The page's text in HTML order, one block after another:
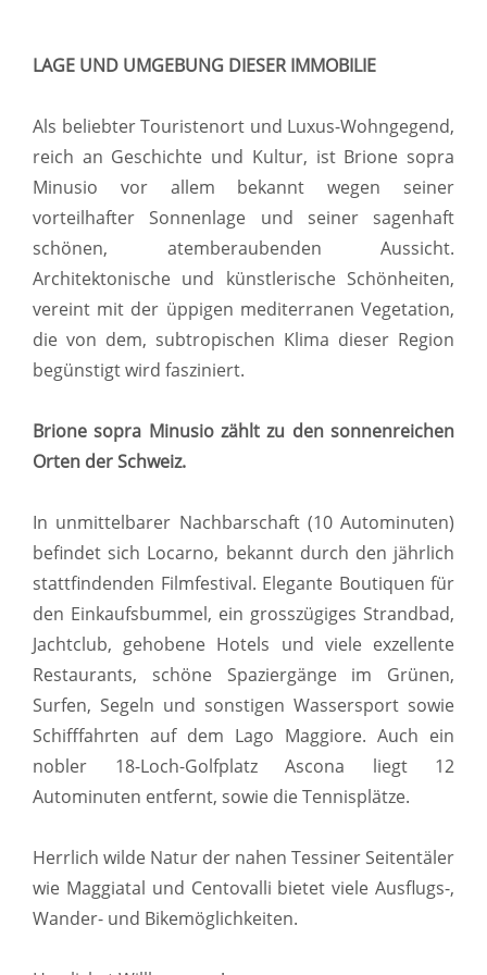
LAGE UND UMGEBUNG DIESER IMMOBILIE
Als beliebter Touristenort und Luxus-Wohngegend,
reich an Geschichte und Kultur, ist Brione sopra
Minusio vor allem bekannt wegen seiner
vorteilhafter Sonnenlage und seiner sagenhaft
schönen, atemberaubenden Aussicht.
Architektonische und künstlerische Schönheiten,
vereint mit der üppigen mediterranen Vegetation,
die von dem, subtropischen Klima dieser Region
begünstigt wird fasziniert.
Brione sopra Minusio zählt zu den sonnenreichen
Orten der Schweiz.
In unmittelbarer Nachbarschaft (10 Autominuten)
befindet sich Locarno, bekannt durch den jährlich
stattfindenden Filmfestival. Elegante Boutiquen für
den Einkaufsbummel, ein grosszügiges Strandbad,
Jachtclub, gehobene Hotels und viele exzellente
Restaurants, schöne Spaziergänge im Grünen,
Surfen, Segeln und sonstigen Wassersport sowie
Schifffahrten auf dem Lago Maggiore. Auch ein
nobler 18-Loch-Golfplatz Ascona liegt 12
Autominuten entfernt, sowie die Tennisplätze.
Herrlich wilde Natur der nahen Tessiner Seitentäler
wie Maggiatal und Centovalli bietet viele Ausflugs-,
Wander- und Bikemöglichkeiten.